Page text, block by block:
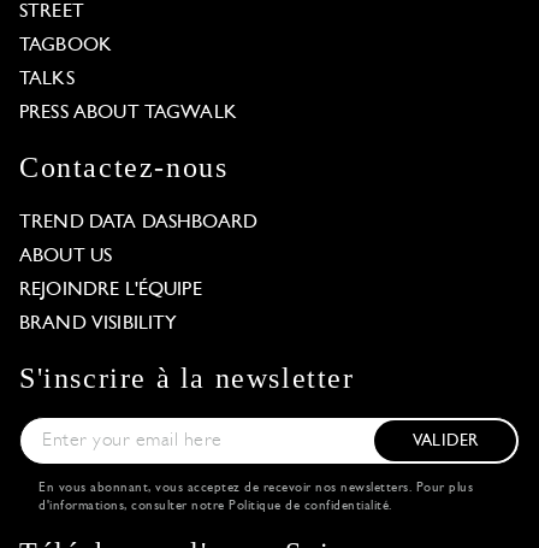
STREET
TAGBOOK
TALKS
PRESS ABOUT TAGWALK
Contactez-nous
TREND DATA DASHBOARD
ABOUT US
REJOINDRE L'ÉQUIPE
BRAND VISIBILITY
S'inscrire à la newsletter
VALIDER
En vous abonnant, vous acceptez de recevoir nos newsletters. Pour plus
d'informations, consulter notre Politique de confidentialité.